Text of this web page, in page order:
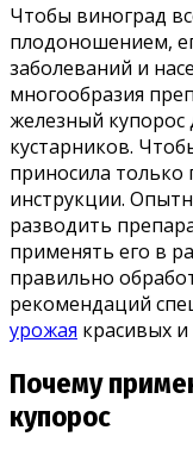
Чтобы виноград
плодоношением,
заболеваний и
многообразия
железный купорос
кустарников.
приносила только
инструкции.
разводить
применять его в
правильно
рекомендаций
урожая красивых
Почему
купорос